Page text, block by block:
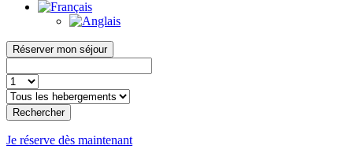
Réserver mon séjour
Rechercher
Je réserve dès maintenant